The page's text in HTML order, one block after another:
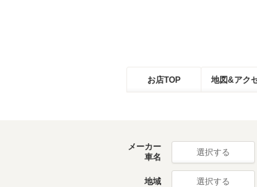
お店TOP 地図&アク
メーカー
車名
選択する
地域 選択する